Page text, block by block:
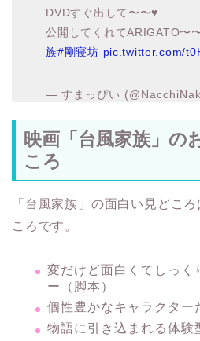
DVDすぐ出して〜〜♥
公開してくれてARIGATO〜
族#剛寝坊 pic.twitter.com/
— すまっぴい
映画「台風家族」の
ころ
「台風家族」の面白い見どこ
ころです。
変だけど面白くてしっく
ー（脚本）
個性豊かなキャラクター
物語に引き込まれる体験